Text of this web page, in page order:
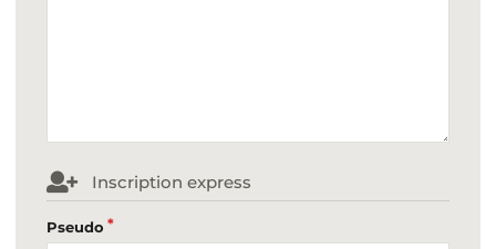
Inscription express
Pseudo